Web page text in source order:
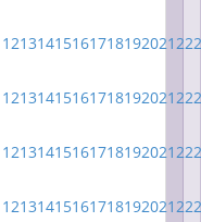
1213141516171819202122
1213141516171819202122
1213141516171819202122
1213141516171819202122